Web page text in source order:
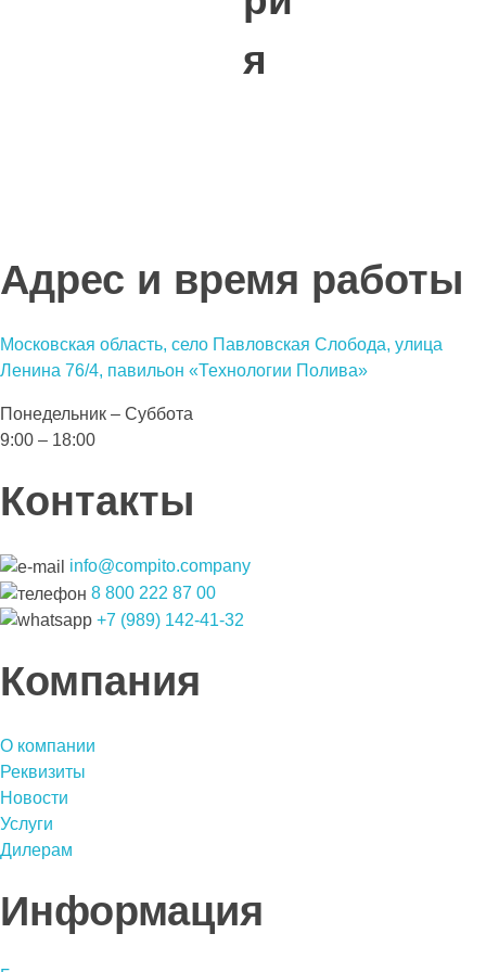
я
Адрес и время работы
Московская область, село Павловская Слобода, улица
Ленина 76/4, павильон «Технологии Полива»
Понедельник – Суббота
9:00 – 18:00
Контакты
info@compito.company
8 800 222 87 00
+7 (989) 142-41-32
Компания
О компании
Реквизиты
Новости
Услуги
Дилерам
Информация